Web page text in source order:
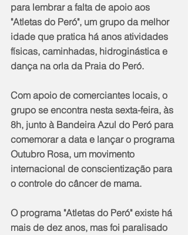
para lembrar a falta de apoio aos
"Atletas do Peró", um grupo da melhor
idade que pratica há anos atividades
físicas, caminhadas, hidroginástica e
dança na orla da Praia do Peró.
Com apoio de comerciantes locais, o
grupo se encontra nesta sexta-feira, às
8h, junto à Bandeira Azul do Peró para
comemorar a data e lançar o programa
Outubro Rosa, um movimento
internacional de conscientização para
o controle do câncer de mama.
O programa "Atletas do Peró" existe há
mais de dez anos, mas foi paralisado